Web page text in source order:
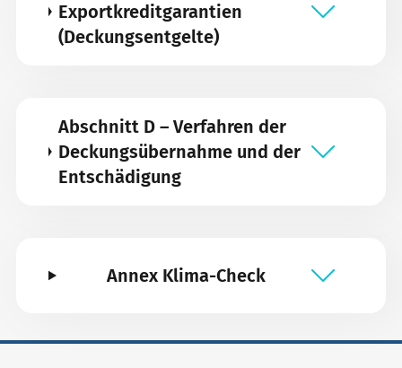
Exportkreditgarantien
(Deckungsentgelte)
Abschnitt D – Verfahren der
Deckungsübernahme und der
Entschädigung
Annex Klima-Check